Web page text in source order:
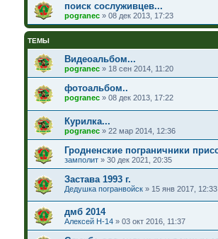
поиск сослуживцев...
pogranec» 08 дек 2013, 17:23
ТЕМЫ
Видеоальбом...
pogranec» 18 сен 2014, 11:20
фотоальбом..
pogranec» 08 дек 2013, 17:22
Курилка...
pogranec» 22 мар 2014, 12:36
Гродненские пограничники
замполит» 30 дек 2021, 20:35
Застава 1993 г.
Дедушка погранвойск» 15 янв 2017, 12:33
дмб 2014
Алексей Н-14» 03 окт 2016, 11:37